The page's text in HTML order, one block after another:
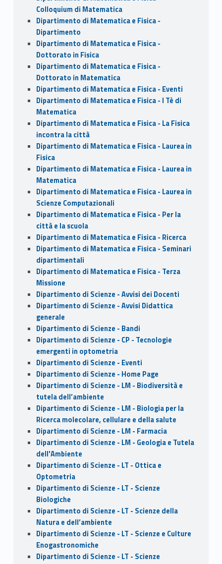
Colloquium di Matematica
Dipartimento di Matematica e Fisica -
Dipartimento
Dipartimento di Matematica e Fisica -
Dottorato in Fisica
Dipartimento di Matematica e Fisica -
Dottorato in Matematica
Dipartimento di Matematica e Fisica - Eventi
Dipartimento di Matematica e Fisica - I Tè di
Matematica
Dipartimento di Matematica e Fisica - La Fisica
incontra la città
Dipartimento di Matematica e Fisica - Laurea in
Fisica
Dipartimento di Matematica e Fisica - Laurea in
Matematica
Dipartimento di Matematica e Fisica - Laurea in
Scienze Computazionali
Dipartimento di Matematica e Fisica - Per la
città e la scuola
Dipartimento di Matematica e Fisica - Ricerca
Dipartimento di Matematica e Fisica - Seminari
dipartimentali
Dipartimento di Matematica e Fisica - Terza
Missione
Dipartimento di Scienze - Avvisi dei Docenti
Dipartimento di Scienze - Avvisi Didattica
generale
Dipartimento di Scienze - Bandi
Dipartimento di Scienze - CP - Tecnologie
emergenti in optometria
Dipartimento di Scienze - Eventi
Dipartimento di Scienze - Home Page
Dipartimento di Scienze - LM - Biodiversità e
tutela dell’ambiente
Dipartimento di Scienze - LM - Biologia per la
Ricerca molecolare, cellulare e della salute
Dipartimento di Scienze - LM - Farmacia
Dipartimento di Scienze - LM - Geologia e Tutela
dell'Ambiente
Dipartimento di Scienze - LT - Ottica e
Optometria
Dipartimento di Scienze - LT - Scienze
Biologiche
Dipartimento di Scienze - LT - Scienze della
Natura e dell’ambiente
Dipartimento di Scienze - LT - Scienze e Culture
Enogastronomiche
Dipartimento di Scienze - LT - Scienze